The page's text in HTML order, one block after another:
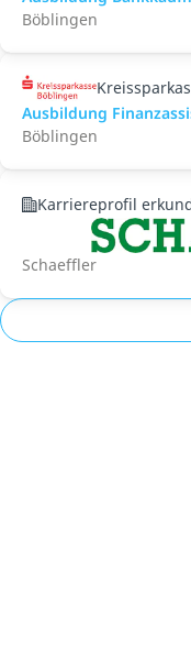
Böblingen
Ausbildung
Böblingen
Karriereprofil
Schaeffler